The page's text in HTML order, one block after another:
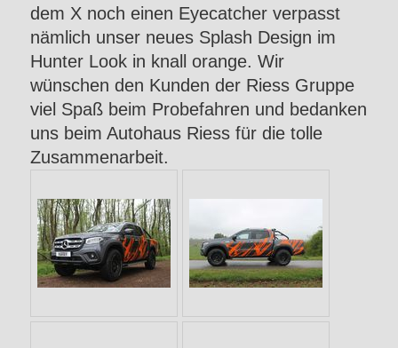
dem X noch einen Eyecatcher verpasst
nämlich unser neues Splash Design im
Hunter Look in knall orange. Wir
wünschen den Kunden der Riess Gruppe
viel Spaß beim Probefahren und bedanken
uns beim Autohaus Riess für die tolle
Zusammenarbeit.